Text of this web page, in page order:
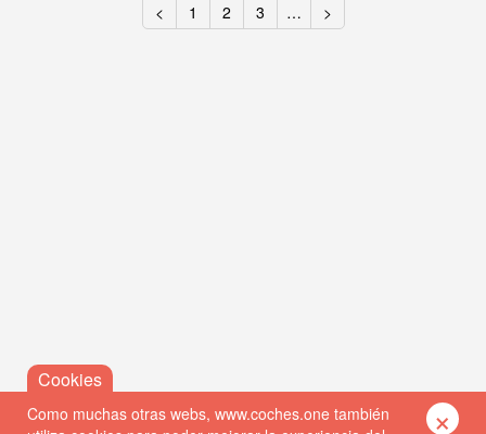
< 1 2 3 … >
Como muchas otras webs, www.coches.one también
×